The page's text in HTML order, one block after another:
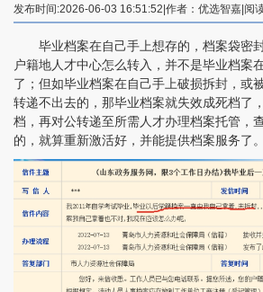
发布时间:2026-06-03 16:51:52|作者：优选智嘉|阅
毕业档案在自己手上想存的，档案袋密
户籍地人才中心怎么转入，并不是毕业档案
了；但如毕业档案在自己手上破损拆封，或
转递不出去的，那毕业档案就失效成死档了
档，再对公转递至所需人才办理档案托管，
的，就算重新激活好，并能提供档案服务了。